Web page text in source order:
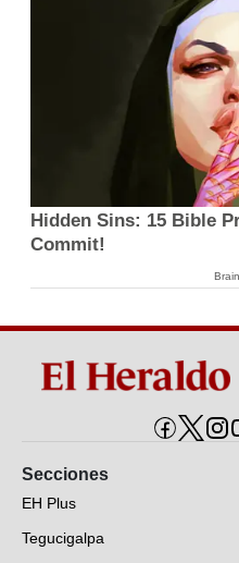
Hidden Sins: 15 Bible
Commit!
Secciones
EH Plus
Tegucigalpa